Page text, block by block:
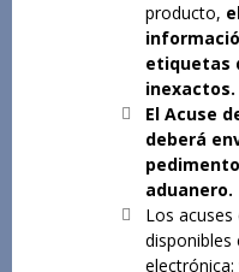
producto,
etiquetas
inexactos.
El Acuse
deberá
aduanero.
Los
disponibles
electrónica: